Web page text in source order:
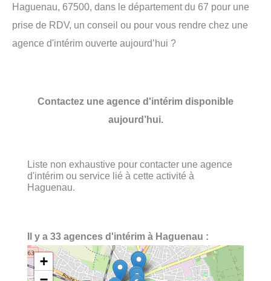
Haguenau, 67500, dans le département du 67 pour une
prise de RDV, un conseil ou pour vous rendre chez une
agence d'intérim ouverte aujourd’hui ?
Contactez une agence d'intérim disponible
aujourd’hui.
Liste non exhaustive pour contacter une agence
d'intérim ou service lié à cette activité à
Haguenau.
Il y a 33 agences d'intérim à Haguenau :
+